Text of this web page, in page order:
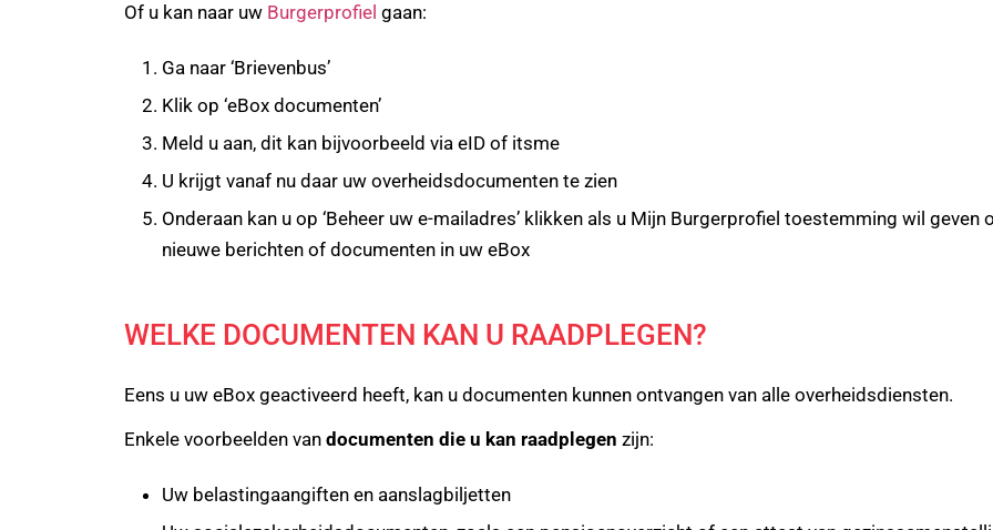
Of u kan naar uw Burgerprofiel gaan:
Ga naar ‘Brievenbus’
Klik op ‘eBox documenten’
Meld u aan, dit kan bijvoorbeeld via eID of itsme
U krijgt vanaf nu daar uw overheidsdocumenten te zien
Onderaan kan u op ‘Beheer uw e-mailadres’ klikken als u Mijn Burgerprofiel toestemming wil
nieuwe berichten of documenten in uw eBox
WELKE DOCUMENTEN KAN U RAADPLEGEN?
Eens u uw eBox geactiveerd heeft, kan u documenten kunnen ontvangen van alle overheidsdiensten.
Enkele voorbeelden van documenten die u kan raadplegen zijn:
Uw belastingaangiften en aanslagbiljetten